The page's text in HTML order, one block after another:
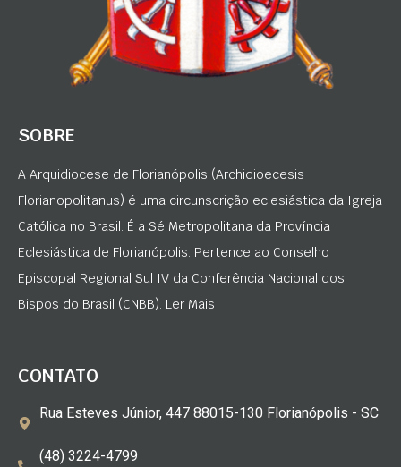
SOBRE
A Arquidiocese de Florianópolis (Archidioecesis
Florianopolitanus) é uma circunscrição eclesiástica da Igreja
Católica no Brasil. É a Sé Metropolitana da Província
Eclesiástica de Florianópolis. Pertence ao Conselho
Episcopal Regional Sul IV da Conferência Nacional dos
Bispos do Brasil (CNBB). Ler Mais
CONTATO
Rua Esteves Júnior, 447 88015-130 Florianópolis - SC
(48) 3224-4799